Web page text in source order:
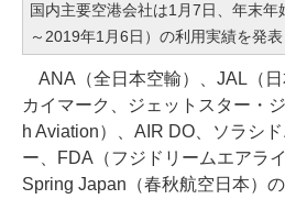
国内主要空港会社は1月7日、年末
～2019年1月6日）の利用実績を発表
ANA（全日本空輸）、JAL（日
カイマーク、ジェットスター・
h Aviation）、AIR DO、ソラシ
ー、FDA（フジドリームエアラ
Spring Japan（春秋航空日本）